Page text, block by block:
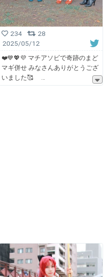
234
28
2025/05/12
❤️💙💖💜 マチアソビで奇跡のまど
マギ併せ みなさんありがとうござ
いました🥰